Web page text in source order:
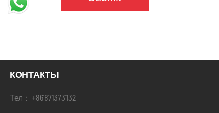
КОНТАКТЫ
Тел： +8618713731132